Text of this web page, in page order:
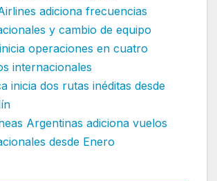
adiciona frecuencias
y cambio de equipo
operaciones en cuatro
internacionales
inicia dos rutas inéditas desde
Argentinas adiciona vuelos
desde Enero